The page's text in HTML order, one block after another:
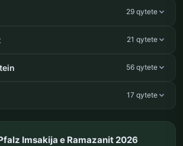
29 qytete
21 qytete
56 qytete
17 qytete
Imsakija e Ramazanit 2026